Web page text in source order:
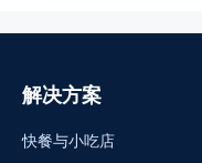
解决方案
快餐与小吃店